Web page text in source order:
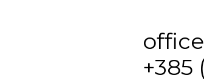
+385